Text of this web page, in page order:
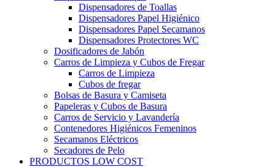
Dispensadores de Toallas
Dispensadores Papel Higiénico
Dispensadores Papel Secamanos
Dispensadores Protectores WC
Dosificadores de Jabón
Carros de Limpieza y Cubos de Fregar
Carros de Limpieza
Cubos de fregar
Bolsas de Basura y Camiseta
Papeleras y Cubos de Basura
Carros de Servicio y Lavandería
Contenedores Higiénicos Femeninos
Secamanos Eléctricos
Secadores de Pelo
PRODUCTOS LOW COST